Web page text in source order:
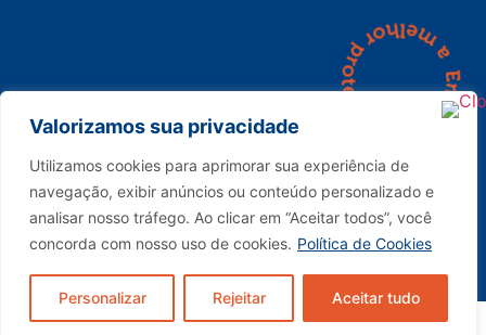
Valorizamos sua privacidade
Utilizamos cookies para aprimorar sua experiência de
navegação, exibir anúncios ou conteúdo personalizado e
analisar nosso tráfego. Ao clicar em “Aceitar todos”, você
concorda com nosso uso de cookies. Política de Cookies
Personalizar Rejeitar Aceitar tudo
(34) 3291-4000
sac@reptec.com.br
vendas@reptec.com.br